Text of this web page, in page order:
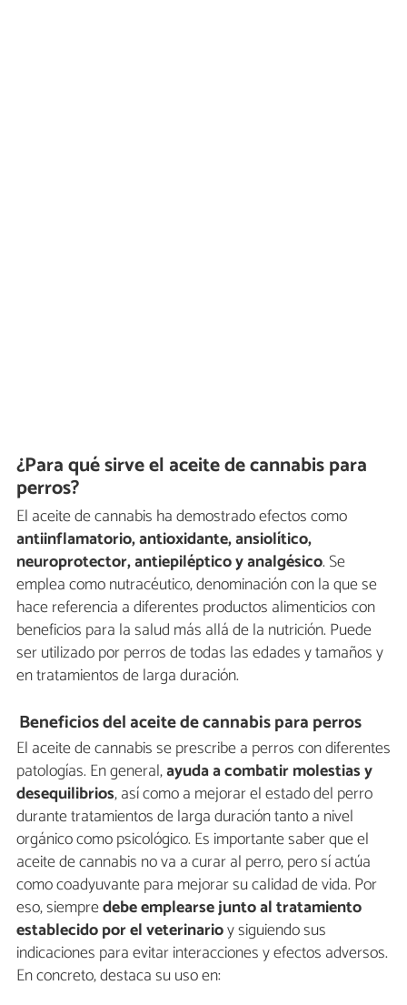
¿Para qué sirve el aceite de cannabis para
perros?
El aceite de cannabis ha demostrado efectos como
antiinflamatorio, antioxidante, ansiolítico,
neuroprotector, antiepiléptico y analgésico. Se
emplea como nutracéutico, denominación con la que se
hace referencia a diferentes productos alimenticios con
beneficios para la salud más allá de la nutrición. Puede
ser utilizado por perros de todas las edades y tamaños y
en tratamientos de larga duración.
Beneficios del aceite de cannabis para perros
El aceite de cannabis se prescribe a perros con diferentes
patologías. En general,ayuda a combatir molestias y
desequilibrios, así como a mejorar el estado del perro
durante tratamientos de larga duración tanto a nivel
orgánico como psicológico. Es importante saber que el
aceite de cannabis no va a curar al perro, pero sí actúa
como coadyuvante para mejorar su calidad de vida. Por
eso, siempredebe emplearse junto al tratamiento
establecido por el veterinarioy siguiendo sus
indicaciones para evitar interacciones y efectos adversos.
En concreto, destaca su uso en: